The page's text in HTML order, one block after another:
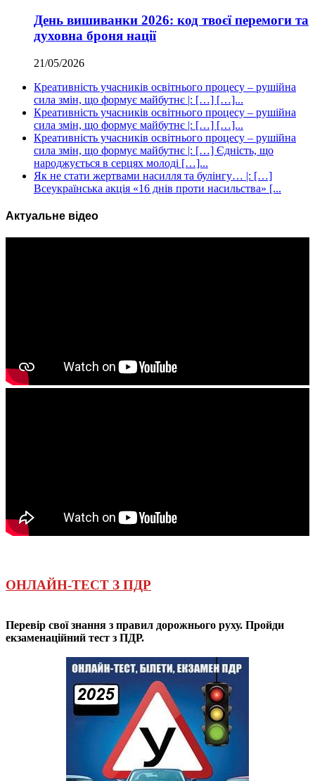
День вишиванки 2026: код твоєї перемоги та
духовна броня нації
21/05/2026
Креативність учасників освітнього процесу – рушійна
сила змін, що формує майбутнє |: […] […]...
Креативність учасників освітнього процесу – рушійна
сила змін, що формує майбутнє |: […] […]...
Креативність учасників освітнього процесу – рушійна
сила змін, що формує майбутнє |: […] Єдність, що
народжується в серцях молоді […]...
Як не стати жертвами насилля та булінгу… |: […]
Всеукраїнська акція «16 днів проти насильства» [...
Актуальне відео
ОНЛАЙН-ТЕСТ З ПДР
Перевір свої знання з правил дорожнього руху. Пройди
екзаменаційний тест з ПДР.